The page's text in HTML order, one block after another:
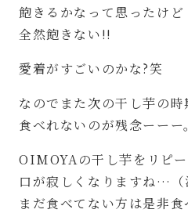
飽きるかなって思ったけど
全然飽きない!!
愛着がすごいのかな?笑
なのでまた次の干し芋の時
食べれないのが残念ーーー。
OIMOYAの干し芋をリピ
口が寂しくなりますね…（
まだ食べてない方は是非食